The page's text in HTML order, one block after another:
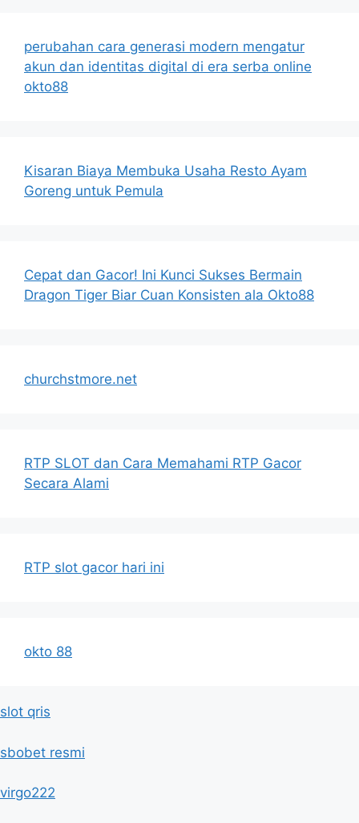
perubahan cara generasi modern mengatur
akun dan identitas digital di era serba online
okto88
Kisaran Biaya Membuka Usaha Resto Ayam
Goreng untuk Pemula
Cepat dan Gacor! Ini Kunci Sukses Bermain
Dragon Tiger Biar Cuan Konsisten ala Okto88
churchstmore.net
RTP SLOT dan Cara Memahami RTP Gacor
Secara Alami
RTP slot gacor hari ini
okto 88
slot qris
sbobet resmi
virgo222